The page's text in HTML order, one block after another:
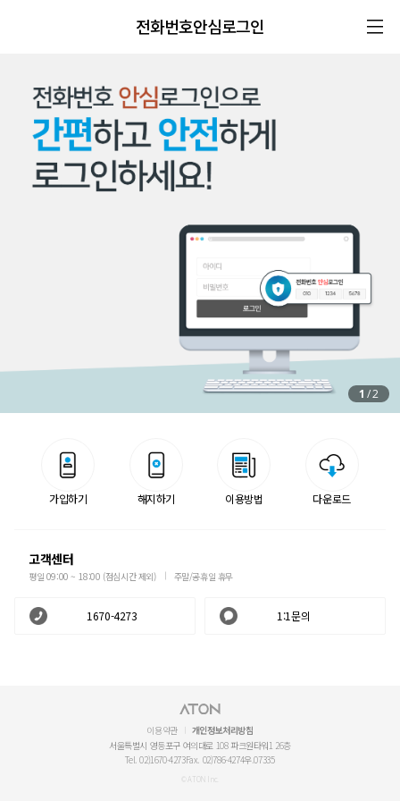
전화번호안심로그인
1 /2
가입하기 해지하기 이용방법 다운로드
고객센터
평일 09:00 ~ 18:00 (점심시간 제외) 주말/공휴일 휴무
1670-4273 1:1문의
이용약관
개인정보처리방침
서울특별시 영등포구 여의대로 108 파크원타워1 26층
Tel. 02)1670-4273Fax. 02)786-4274우.07335
© ATON Inc.